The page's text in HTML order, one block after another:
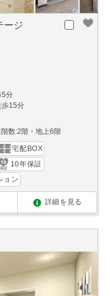
ージ
5分
15分
階数:2階・地上6階
宅配BOX
10年保証
ョン
詳細を見る